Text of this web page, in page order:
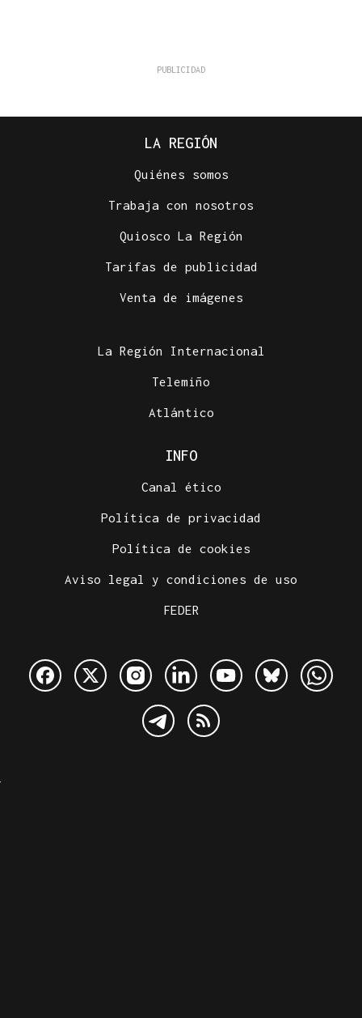
LA REGIÓN
Quiénes somos
Trabaja con nosotros
Quiosco La Región
Tarifas de publicidad
Venta de imágenes
La Región Internacional
Telemiño
Atlántico
INFO
Canal ético
Política de privacidad
Política de cookies
Aviso legal y condiciones de uso
FEDER